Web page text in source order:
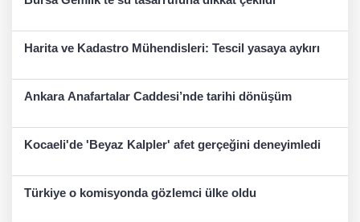
Harita ve Kadastro Mühendisleri: Tescil yasaya aykırı
Ankara Anafartalar Caddesi’nde tarihi dönüşüm
Kocaeli'de 'Beyaz Kalpler' afet gerçeğini deneyimledi
Türkiye o komisyonda gözlemci ülke oldu